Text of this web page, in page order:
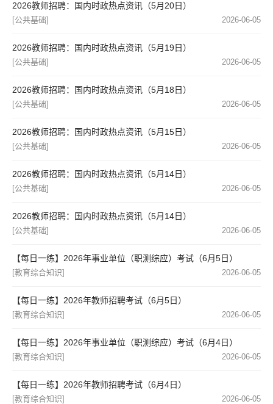
[公共基础]
2026教师招聘：国内时政热点资讯（5月20日）
2026-06-05
[公共基础]
2026教师招聘：国内时政热点资讯（5月19日）
2026-06-05
[公共基础]
2026教师招聘：国内时政热点资讯（5月18日）
2026-06-05
[公共基础]
2026教师招聘：国内时政热点资讯（5月15日）
2026-06-05
[公共基础]
2026教师招聘：国内时政热点资讯（5月14日）
2026-06-05
[公共基础]
2026教师招聘：国内时政热点资讯（5月14日）
2026-06-05
[教育综合知识]
【每日一练】2026年事业单位（职测综应）考试（6月5日）
2026-06-05
[教育综合知识]
【每日一练】2026年教师招聘考试（6月5日）
2026-06-05
[教育综合知识]
【每日一练】2026年事业单位（职测综应）考试（6月4日）
2026-06-05
[教育综合知识]
【每日一练】2026年教师招聘考试（6月4日）
2026-06-05